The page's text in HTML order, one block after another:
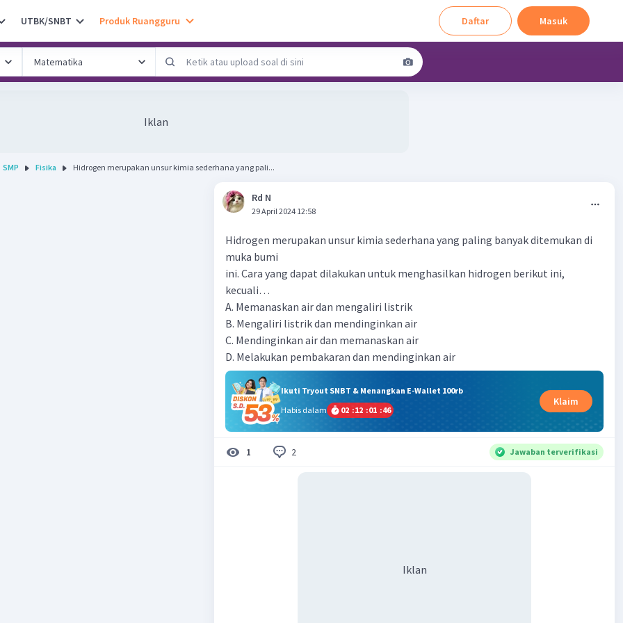
UTBK/SNBT Produk Ruangguru Daftar Masuk
Iklan
SMP Fisika Hidrogen merupakan unsur kimia sederhana yang pali...
Rd N
29 April 2024 12:58
Hidrogen merupakan unsur kimia sederhana yang paling banyak ditemukan di
muka bumi
ini. Cara yang dapat dilakukan untuk menghasilkan hidrogen berikut ini,
kecuali…
A. Memanaskan air dan mengaliri listrik
B. Mengaliri listrik dan mendinginkan air
C. Mendinginkan air dan memanaskan air
D. Melakukan pembakaran dan mendinginkan air
Ikuti Tryout SNBT & Menangkan E-Wallet 100rb
Habis dalam
02 :12 :01 :45
Klaim
1 2 Jawaban terverifikasi
Iklan